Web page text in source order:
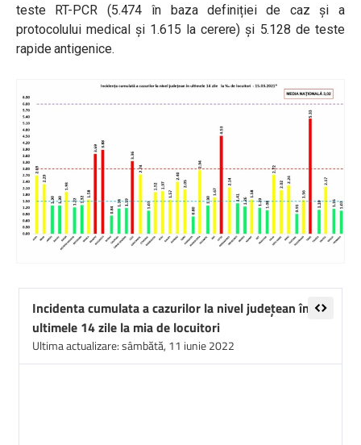
teste RT-PCR (5.474 în baza definiției de caz și a
protocolului medical și 1.615 la cerere) și 5.128 de teste
rapide antigenice.